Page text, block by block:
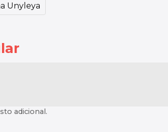
Unyleya
adicional.